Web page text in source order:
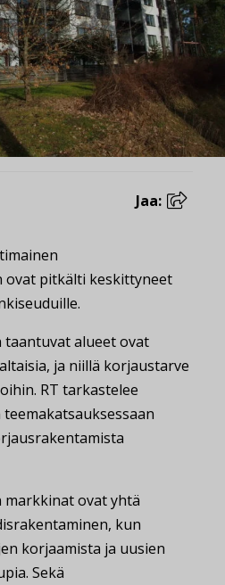
Jaa:
ovat pitkälti keskittyneet
alueet ovat
ja niillä korjaustarve
RT tarkastelee
ovat yhtä
kun
korjaamista ja uusien
Sekä